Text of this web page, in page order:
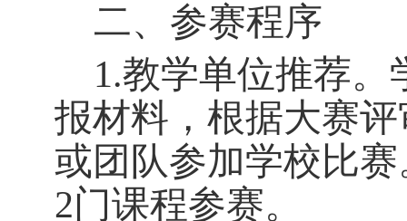
二、参赛程序
1.教学单位推荐。
报材料，根据大赛
或团队参加学校比
2门课程参赛。